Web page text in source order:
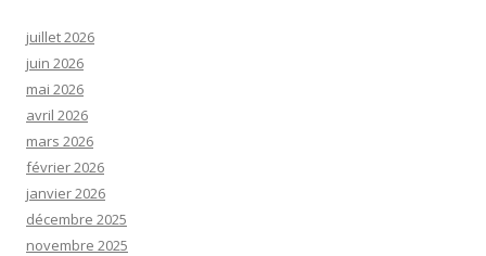
juillet 2026
juin 2026
mai 2026
avril 2026
mars 2026
février 2026
janvier 2026
décembre 2025
novembre 2025